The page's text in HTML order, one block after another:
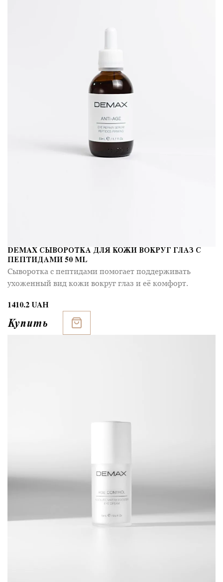
DEMAX СЫВОРОТКА ДЛЯ КОЖИ ВОКРУГ ГЛАЗ С
ПЕПТИДАМИ 50 ML
Сыворотка с пептидами помогает поддерживать
ухоженный вид кожи вокруг глаз и её комфорт.
1410.2 UAH
Купить